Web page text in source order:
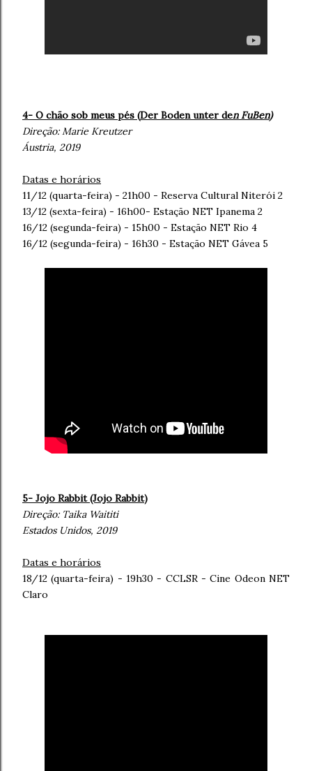
4- O chão sob meus pés (Der Boden unter den FuBen)
Direção:Marie Kreutzer
Áustria, 2019
Datas e horários
11/12 (quarta-feira) - 21h00 - Reserva Cultural Niterói 2
13/12 (sexta-feira) - 16h00- Estação NET Ipanema 2
16/12 (segunda-feira) - 15h00 - Estação NET Rio 4
16/12 (segunda-feira) - 16h30 - Estação NET Gávea 5
5- Jojo Rabbit (Jojo Rabbit)
Direção: Taika Waititi
Estados Unidos, 2019
Datas e horários
18/12 (quarta-feira) - 19h30 - CCLSR - Cine Odeon NET
Claro